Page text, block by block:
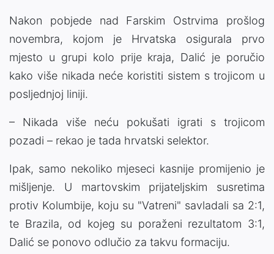
Nakon pobjede nad Farskim Ostrvima prošlog
novembra, kojom je Hrvatska osigurala prvo
mjesto u grupi kolo prije kraja, Dalić je poručio
kako više nikada neće koristiti sistem s trojicom u
posljednjoj liniji.
– Nikada više neću pokušati igrati s trojicom
pozadi – rekao je tada hrvatski selektor.
Ipak, samo nekoliko mjeseci kasnije promijenio je
mišljenje. U martovskim prijateljskim susretima
protiv Kolumbije, koju su "Vatreni" savladali sa 2:1,
te Brazila, od kojeg su poraženi rezultatom 3:1,
Dalić se ponovo odlučio za takvu formaciju.